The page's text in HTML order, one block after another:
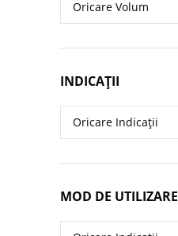
INDICAȚII
MOD DE UTILIZARE